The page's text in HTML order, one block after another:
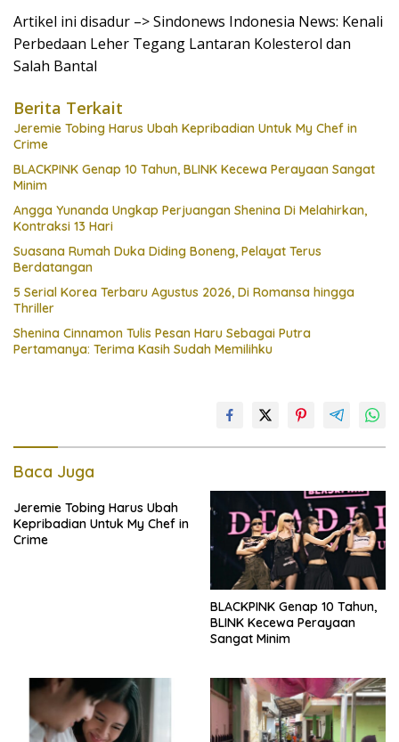
Artikel ini disadur –> Sindonews Indonesia News: Kenali
Perbedaan Leher Tegang Lantaran Kolesterol dan
Salah Bantal
Berita Terkait
Jeremie Tobing Harus Ubah Kepribadian Untuk My Chef in
Crime
BLACKPINK Genap 10 Tahun, BLINK Kecewa Perayaan Sangat
Minim
Angga Yunanda Ungkap Perjuangan Shenina Di Melahirkan,
Kontraksi 13 Hari
Suasana Rumah Duka Diding Boneng, Pelayat Terus
Berdatangan
5 Serial Korea Terbaru Agustus 2026, Di Romansa hingga
Thriller
Shenina Cinnamon Tulis Pesan Haru Sebagai Putra
Pertamanya: Terima Kasih Sudah Memilihku
Baca Juga
Jeremie Tobing Harus Ubah
Kepribadian Untuk My Chef in
Crime
BLACKPINK Genap 10 Tahun,
BLINK Kecewa Perayaan
Sangat Minim